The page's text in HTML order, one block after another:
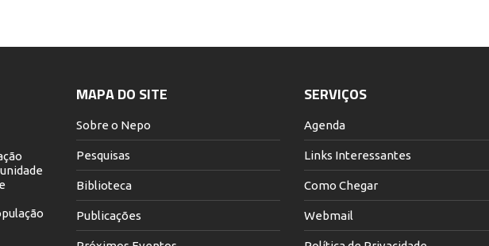
MAPA DO SITE
Sobre o Nepo
Pesquisas
Biblioteca
Publicações
SERVIÇOS
Agenda
Links Interessantes
Como Chegar
Webmail